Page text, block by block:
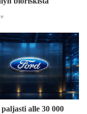
alle 30 000